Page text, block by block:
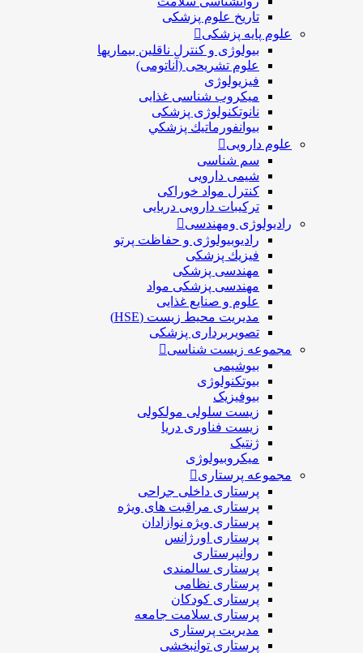
تاریخ علوم پزشکی
علوم پایه پزشکی
بیولوژی و کنترل ناقلین بیماریها
علوم تشریحی (آناتومی)
فیزیولوژی
ميكروب شناسی غذایی
نانوتکنولوژی پزشکی
بيوانفورماتيك پزشكي
علوم دارویی
سم شناسی
شیمی دارویی
کنترل مواد خوراکی
ترکیبات دارویی دریایی
رادیولوژی ومهندسی
رادیوبیولوژی و حفاظت پرتو
فيزيك پزشکی
مهندسی پزشکی
مهندسی پزشکی مواد
علوم و صنايع غذایی
مدیریت محیط زیست (HSE)
تصویربرداری پزشکی
مجموعه زیست شناسی
بیوشیمی
بیوتکنولوژی
بیوفیزیک
زیست سلولی مولکولی
زیست فناوری دریا
ژنتیک
میکروبیولوژی
مجموعه پرستاری
پرستاری داخلی جراحی
پرستاری مراقبت های ويژه
پرستاری ويژه نوازادان
پرستاری اورژانس
روانپرستاری
پرستاری سالمندی
پرستاری نظامی
پرستاری کودکان
پرستاری سلامت جامعه
مدیریت پرستاری
پرستاری توانبخشی